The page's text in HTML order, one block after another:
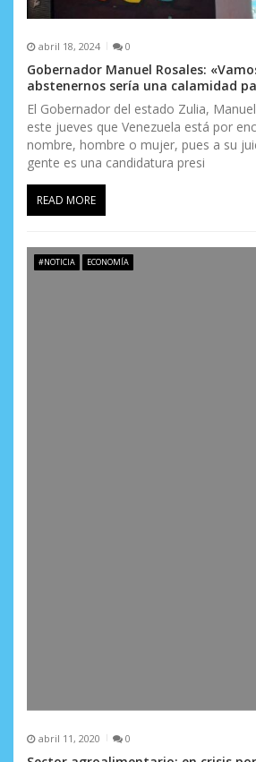
a
s abril 18, 2024 0
Gobernador Manuel Rosales:
abstenernos sería una calamidad
El Gobernador del estado Zulia,
este jueves que Venezuela está por
nombre, hombre o mujer, pues a su
gente es una candidatura presi
READ MORE
#NOTICIA ECONOMÍA
abril 11, 2020 0